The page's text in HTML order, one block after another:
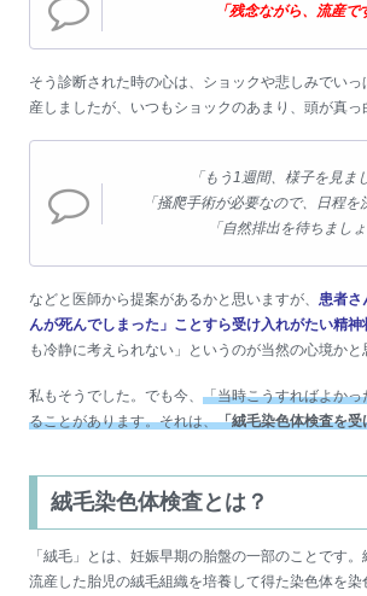
「残念ながら、流産で
そう診断された時の心は、ショックや悲しみでい
産しましたが、いつもショックのあまり、頭が真っ
「もう1週間、様子を見ま
「掻爬手術が必要なので、日程を
「自然排出を待ちましょ
などと医師から提案があるかと思いますが、 患者さ
んが死んでしまった」ことすら受け入れがたい精神
も冷静に考えられない」というのが当然の心境かと
私もそうでした。でも今、 「当時こうすればよか
ることがあります。それは、「絨毛染色体検査を受
絨毛染色体検査とは？
「絨毛」とは、妊娠早期の胎盤の一部のことです。
流産した胎児の絨毛組織を培養して得た染色体を